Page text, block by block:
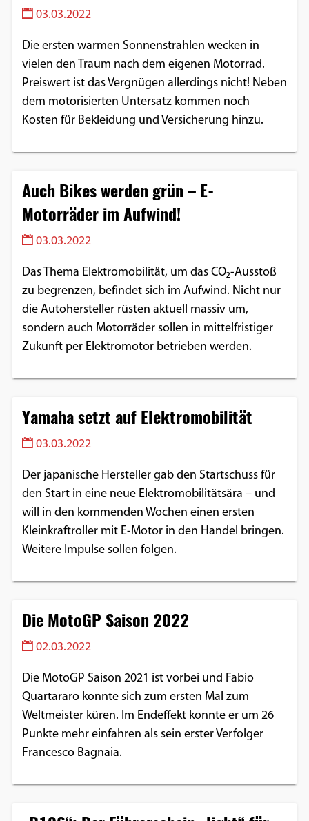
03.03.2022
Die ersten warmen Sonnenstrahlen wecken in
vielen den Traum nach dem eigenen Motorrad.
Preiswert ist das Vergnügen allerdings nicht! Neben
dem motorisierten Untersatz kommen noch
Kosten für Bekleidung und Versicherung hinzu.
Auch Bikes werden grün – E-
Motorräder im Aufwind!
03.03.2022
Das Thema Elektromobilität, um das CO₂-Ausstoß
zu begrenzen, befindet sich im Aufwind. Nicht nur
die Autohersteller rüsten aktuell massiv um,
sondern auch Motorräder sollen in mittelfristiger
Zukunft per Elektromotor betrieben werden.
Yamaha setzt auf Elektromobilität
03.03.2022
Der japanische Hersteller gab den Startschuss für
den Start in eine neue Elektromobilitätsära – und
will in den kommenden Wochen einen ersten
Kleinkraftroller mit E-Motor in den Handel bringen.
Weitere Impulse sollen folgen.
Die MotoGP Saison 2022
02.03.2022
Die MotoGP Saison 2021 ist vorbei und Fabio
Quartararo konnte sich zum ersten Mal zum
Weltmeister küren. Im Endeffekt konnte er um 26
Punkte mehr einfahren als sein erster Verfolger
Francesco Bagnaia.